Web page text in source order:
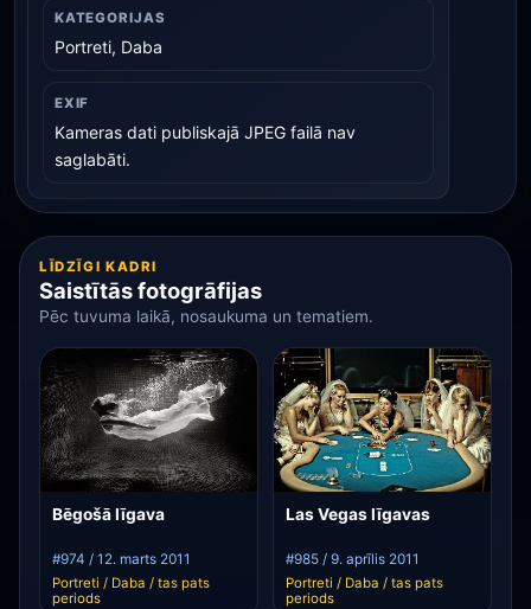
KATEGORIJAS
Portreti, Daba
EXIF
Kameras dati publiskajā JPEG failā nav
saglabāti.
LĪDZĪGI KADRI
Saistītās fotogrāfijas
Pēc tuvuma laikā, nosaukuma un tematiem.
Bēgošā līgava
#974 / 12. marts 2011
Portreti / Daba / tas pats
periods
Las Vegas līgavas
#985 / 9. aprīlis 2011
Portreti / Daba / tas pats
periods